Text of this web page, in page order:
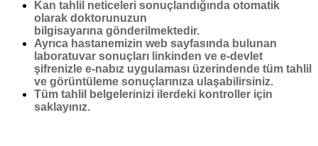
Kan tahlil neticeleri sonuçlandığında otomatik
olarak doktorunuzun
bilgisayarına gönderilmektedir.
Ayrıca hastanemizin web sayfasında bulunan
laboratuvar sonuçları linkinden ve e-devlet
şifrenizle e-nabız uygulaması üzerindende tüm tahlil
ve görüntüleme sonuçlarınıza ulaşabilirsiniz.
Tüm tahlil belgelerinizi ilerdeki kontroller için
saklayınız.